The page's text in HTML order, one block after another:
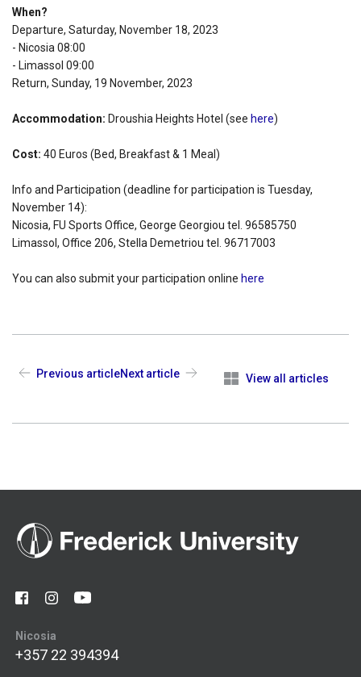
When?
Departure, Saturday, November 18, 2023
- Nicosia 08:00
- Limassol 09:00
Return, Sunday, 19 November, 2023
Accommodation: Droushia Heights Hotel (see here)
Cost: 40 Εuros (Bed, Breakfast & 1 Meal)
Info and Participation (deadline for participation is Tuesday,
November 14):
Nicosia, FU Sports Office, George Georgiou tel. 96585750
Limassol, Office 206, Stella Demetriou tel. 96717003
You can also submit your participation online here
Previous article View all articles
Next article
Nicosia
+357 22 394394